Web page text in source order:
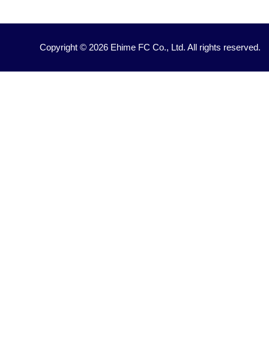
Copyright © 2026 Ehime FC Co., Ltd. All rights reserved.